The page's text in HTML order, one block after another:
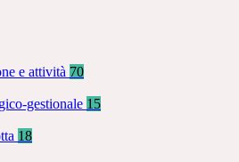
e attività 70
gestionale 15
18